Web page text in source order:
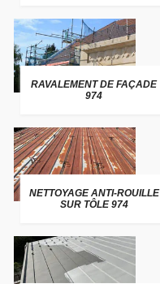
RAVALEMENT DE FAÇADE
974
NETTOYAGE ANTI-ROUILLE
SUR TÔLE 974